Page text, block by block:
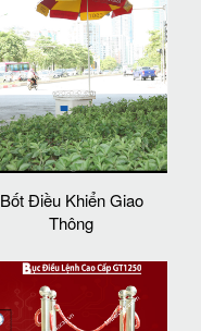
Bốt Điều Khiển Giao
Thông